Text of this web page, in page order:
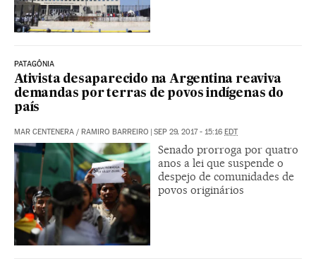
PATAGÔNIA
Ativista desaparecido na Argentina reaviva
demandas por terras de povos indígenas do
país
MAR CENTENERA / RAMIRO BARREIRO | SEP 29, 2017 - 15:16 EDT
Senado prorroga por quatro
anos a lei que suspende o
despejo de comunidades de
povos originários